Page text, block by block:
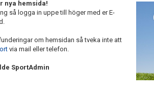
nya hemsida!
så logga in uppe till höger med er E-
om hemsidan så tveka inte att
via mail eller telefon.
SportAdmin